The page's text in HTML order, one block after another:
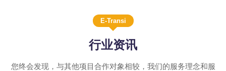
E-Transi
行业资讯
您终会发现，与其他项目合作对象相较，我们的服务理念和服